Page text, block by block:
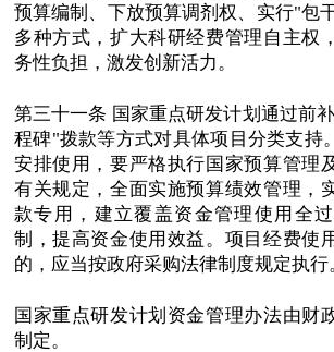
预算编制、下放预算调剂权、实行"包
多种方式，扩大科研经费管理自主权
务性负担，激发创新活力。
第三十一条 国家重点研发计划通过前
程碑"拨款等方式对具体项目分类支持
安排使用，要严格执行国家预算管理
有关规定，全面实施预算绩效管理，
款专用，建立覆盖资金管理使用全
制，提高资金使用效益。项目经费使
的，应当按政府采购法律制度规定执行
国家重点研发计划资金管理办法由财
制定。